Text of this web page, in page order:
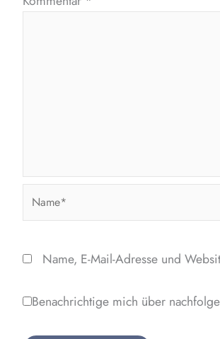
Name*
Name, E-Mail-Adresse und
Benachrichtige mich über